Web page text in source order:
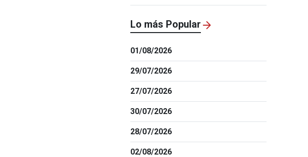
centrada en las personas
Lo más Popular
01/08/2026
29/07/2026
27/07/2026
30/07/2026
28/07/2026
02/08/2026